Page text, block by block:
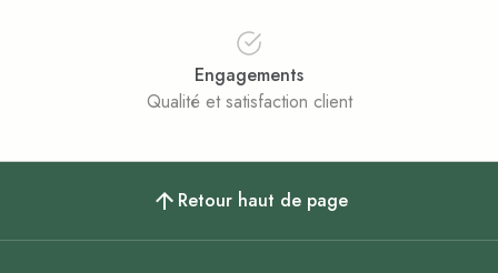
Engagements
Qualité et satisfaction client
Retour haut de page